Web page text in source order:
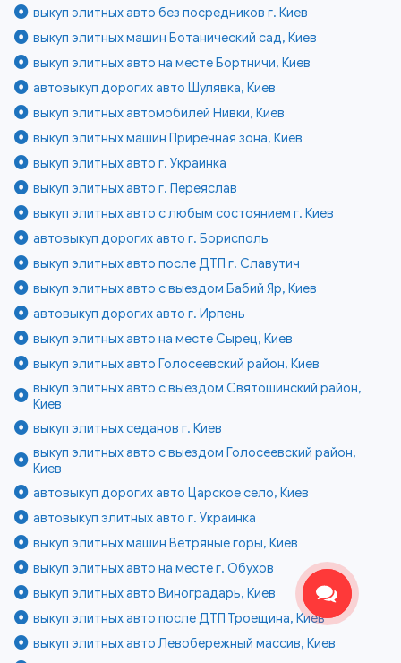
выкуп элитных авто без посредников г. Киев
выкуп элитных машин Ботанический сад, Киев
выкуп элитных авто на месте Бортничи, Киев
автовыкуп дорогих авто Шулявка, Киев
выкуп элитных автомобилей Нивки, Киев
выкуп элитных машин Приречная зона, Киев
выкуп элитных авто г. Украинка
выкуп элитных авто г. Переяслав
выкуп элитных авто с любым состоянием г. Киев
автовыкуп дорогих авто г. Борисполь
выкуп элитных авто после ДТП г. Славутич
выкуп элитных авто с выездом Бабий Яр, Киев
автовыкуп дорогих авто г. Ирпень
выкуп элитных авто на месте Сырец, Киев
выкуп элитных авто Голосеевский район, Киев
выкуп элитных авто с выездом Святошинский район,
Киев
выкуп элитных седанов г. Киев
выкуп элитных авто с выездом Голосеевский район,
Киев
автовыкуп дорогих авто Царское село, Киев
автовыкуп элитных авто г. Украинка
выкуп элитных машин Ветряные горы, Киев
выкуп элитных авто на месте г. Обухов
выкуп элитных авто Виноградарь, Киев
выкуп элитных авто после ДТП Троещина, Киев
выкуп элитных авто Левобережный массив, Киев